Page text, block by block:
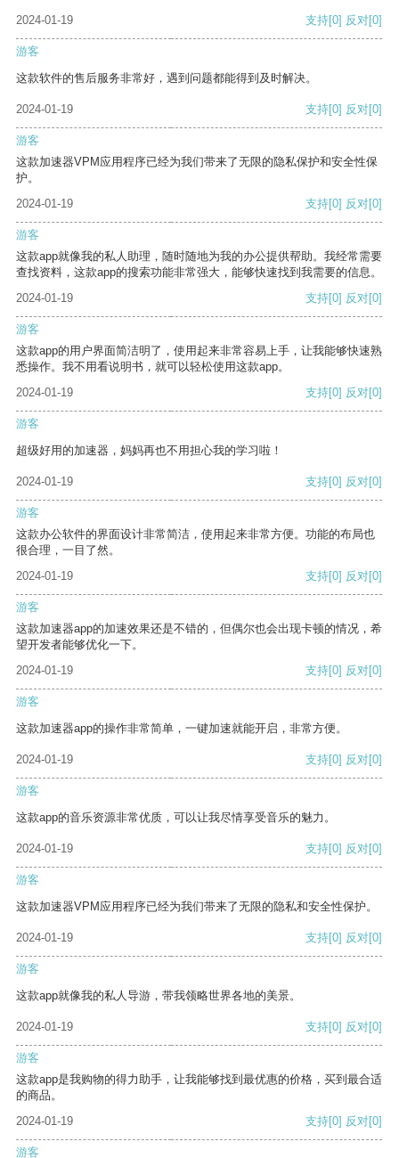
2024-01-19
支持[0] 反对[0]
游客
这款软件的售后服务非常好，遇到问题都能得到及时解决。
2024-01-19 支持[0] 反对[0]
游客
这款加速器VPM应用程序已经为我们带来了无限的隐私保护和安全性保
护。
2024-01-19
支持[0] 反对[0]
游客
这款app就像我的私人助理，随时随地为我的办公提供帮助。我经常需要
查找资料，这款app的搜索功能非常强大，能够快速找到我需要的信息。
2024-01-19
支持[0] 反对[0]
游客
这款app的用户界面简洁明了，使用起来非常容易上手，让我能够快速熟
悉操作。我不用看说明书，就可以轻松使用这款app。
2024-01-19
支持[0] 反对[0]
游客
超级好用的加速器，妈妈再也不用担心我的学习啦！
2024-01-19 支持[0] 反对[0]
游客
这款办公软件的界面设计非常简洁，使用起来非常方便。功能的布局也
很合理，一目了然。
2024-01-19
支持[0] 反对[0]
游客
这款加速器app的加速效果还是不错的，但偶尔也会出现卡顿的情况，希
望开发者能够优化一下。
2024-01-19
支持[0] 反对[0]
游客
这款加速器app的操作非常简单，一键加速就能开启，非常方便。
2024-01-19 支持[0] 反对[0]
游客
这款app的音乐资源非常优质，可以让我尽情享受音乐的魅力。
2024-01-19 支持[0] 反对[0]
游客
这款加速器VPM应用程序已经为我们带来了无限的隐私和安全性保护。
2024-01-19 支持[0] 反对[0]
游客
这款app就像我的私人导游，带我领略世界各地的美景。
2024-01-19 支持[0] 反对[0]
游客
这款app是我购物的得力助手，让我能够找到最优惠的价格，买到最合适
的商品。
2024-01-19
支持[0] 反对[0]
游客